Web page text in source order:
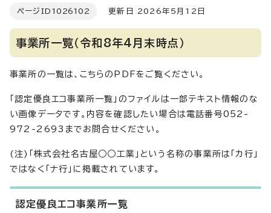
ページID 1026102 更新日 2026年5月12日
事業所一覧（令和8年4月末時点）
事業所の一覧は、こちらのPDFをご覧ください。
「認定優良エコ事業所一覧」のファイルは一部テキスト情報のな
い画像データです。内容を確認したい場合は電話番号052-
972-2693までお問合せください。
(注)「株式会社名古屋○○工業」という名称の事業所は「カ行」
ではなく「ナ行」に掲載されています。
認定優良エコ事業所一覧